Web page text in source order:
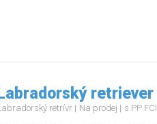
Labradorský retriever
retrívr Na prodej s PP FCI